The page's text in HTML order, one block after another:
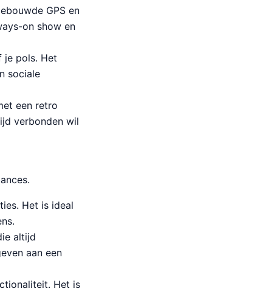
GPS en
on show en
je pols. Het
sociale
een retro
verbonden wil
Het is ideal
altijd
aan een
Het is